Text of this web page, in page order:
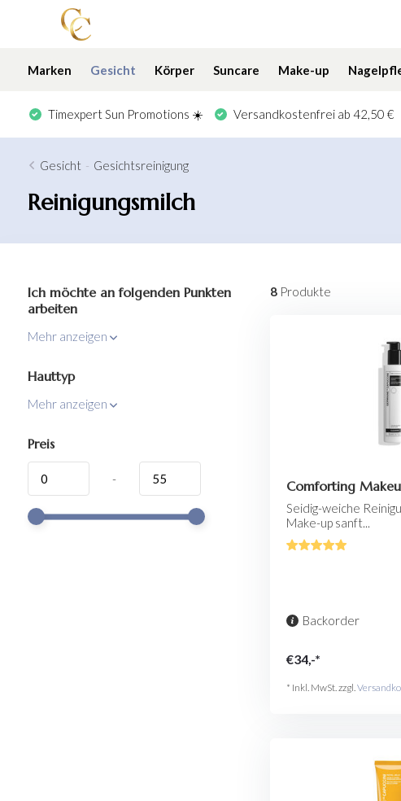
Marken Gesicht Körper Suncare Make-up
Timexpert Sun Promotions ☀️ Versandkostenfrei ab 42,50 €
Gesicht - Gesichtsreinigung
Reinigungsmilch
Ich möchte an folgenden Punkten
arbeiten
Mehr anzeigen
Hauttyp
Mehr anzeigen
Preis
-
8Produkte
Comforting
Seidig-weiche
Make-up sanft...
Backorder
€34,-*
* Inkl. MwSt. zzgl.